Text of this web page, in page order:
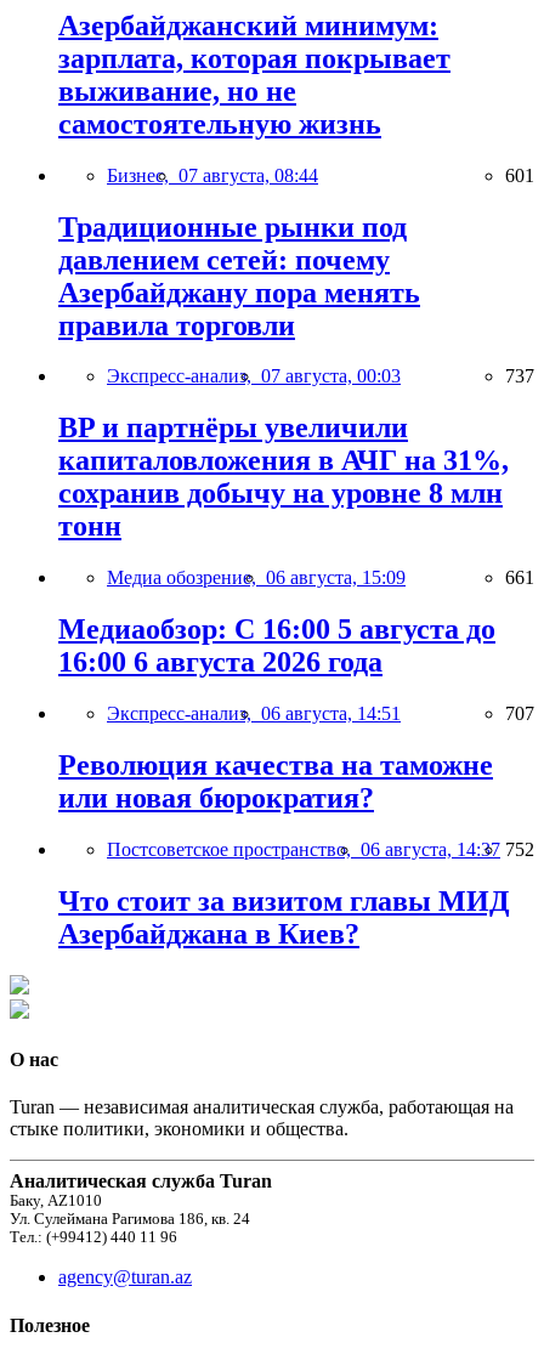
Азербайджанский минимум:
зарплата, которая покрывает
выживание, но не
самостоятельную жизнь
Бизнес, 07 августа, 08:44 601
Традиционные рынки под
давлением сетей: почему
Азербайджану пора менять
правила торговли
Экспресс-анализ, 07 августа, 00:03 737
BP и партнёры увеличили
капиталовложения в АЧГ на 31%,
сохранив добычу на уровне 8 млн
тонн
Медиа обозрение, 06 августа, 15:09 661
Медиаобзор: С 16:00 5 августа до
16:00 6 августа 2026 года
Экспресс-анализ, 06 августа, 14:51 707
Революция качества на таможне
или новая бюрократия?
Постсоветское пространство, 06 августа, 14:37 752
Что стоит за визитом главы МИД
Азербайджана в Киев?
О нас
Turan — независимая аналитическая служба, работающая на
стыке политики, экономики и общества.
Аналитическая служба Turan
Баку, AZ1010
Ул. Сулеймана Рагимова 186, кв. 24
Тел.: (+99412) 440 11 96
agency@turan.az
Полезное